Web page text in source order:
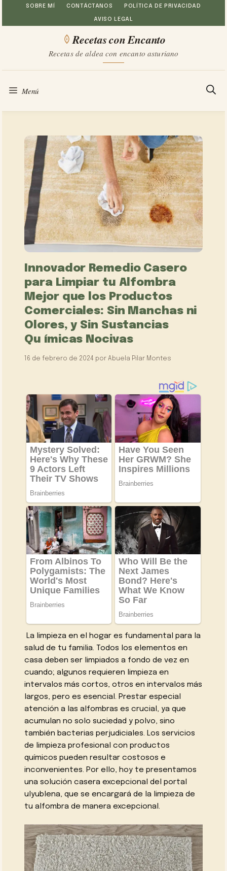
Saltar
al
SOBRE MÍ CONTÁCTANOS POLÍTICA DE PRIVACIDAD
AVISO LEGAL
Recetas con Encanto
Recetas de aldea con encanto asturiano
Menú
Innovador Remedio Casero
para Limpiar tu Alfombra
Mejor que los Productos
Comerciales: Sin Manchas ni
Olores, y Sin Sustancias
Qu ímicas Nocivas
16 de febrero de 2024 por Abuela Pilar Montes
La limpieza en el hogar es fundamental para la
salud de tu familia. Todos los elementos en
casa deben ser limpiados a fondo de vez en
cuando; algunos requieren limpieza en
intervalos más cortos, otros en intervalos más
largos, pero es esencial. Prestar especial
atención a las alfombras es crucial, ya que
acumulan no solo suciedad y polvo, sino
también bacterias perjudiciales. Los servicios
de limpieza profesional con productos
químicos pueden resultar costosos e
inconvenientes. Por ello, hoy te presentamos
una solución casera excepcional del portal
ulyublena, que se encargará de la limpieza de
tu alfombra de manera excepcional.